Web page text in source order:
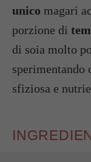
unico magari
porzione di
di soia molto
sperimentando
sfiziosa e